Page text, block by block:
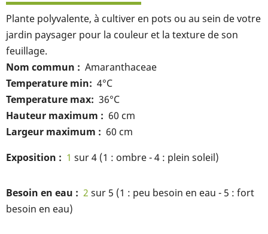
Plante polyvalente, à cultiver en pots ou au sein de votre
jardin paysager pour la couleur et la texture de son
feuillage.
Nom commun
Amaranthaceae
Temperature min
4°C
Temperature max 36°C
Hauteur maximum
60 cm
Largeur maximum
60 cm
Exposition
1 sur 4 (1 : ombre - 4 : plein soleil)
Besoin en eau 2 sur 5 (1 : peu besoin en eau - 5 : fort
besoin en eau)